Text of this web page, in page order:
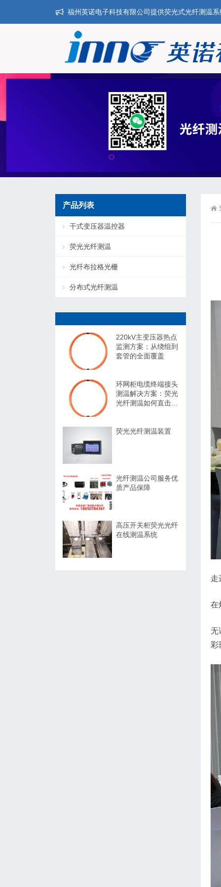
福州英诺电子科技有限公司提供荧光式光纤测温
走
在
无
彩
产品列表
干式变压器温控器
荧光光纤测温
光纤布拉格光栅
分布式光纤测温
220kV主变压器热点
监测方案：从绕组到
套管的全面覆盖
环网柜电缆终端接头
测温解决方案：荧光
光纤测温如何直击内
荧光光纤测温装置
光纤测温公司服务优
质产品保障
高压开关柜荧光光纤
在线测温系统